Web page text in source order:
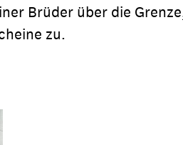
Brüder über die
zu.